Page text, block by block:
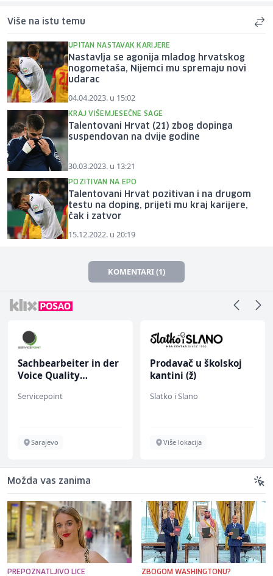
Više na istu temu
UPITAN NASTAVAK KARIJERE
Nastavlja se agonija mladog hrvatskog
nogometaša, Nijemci mu spremaju novi
udarac
04.04.2023. u 15:02
KRAJ VIŠEMJESEČNE SAGE
Talentovani Hrvat (21) zbog dopinga
suspendovan na dvije godine
30.03.2023. u 13:21
POZITIVAN NA EPO
Talentovani Hrvat pozitivan i na drugom
testu na doping, prijeti mu kraj karijere,
čak i zatvor
15.12.2022. u 20:19
KOMENTARI (1)
Sachbearbeiter in der
Voice Quality
Servicepoint
Sarajevo
Prodavač u školskoj
kantini (ž)
Slatko i Slano
Više lokacija
Možda vas zanima
PREPOZNATLJIVO LICE ZBOGOM WASHINGTONU?